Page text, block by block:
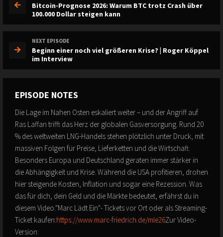
Bitcoin-Prognose 2026: Warum BTC trotz Crash über
100.000 Dollar steigen kann
NEXT EPISODE
Beginn einer noch viel größeren Krise? | Roger Köppel
im Interview
EPISODE NOTES
Die Lage im Nahen Osten eskaliert weiter – und der Angriff auf
Ras Laffan trifft das Herz der globalen Gasversorgung. Rund 20
% des weltweiten LNG-Handels stehen plötzlich unter Druck, mit
massiven Folgen für Preise, Lieferketten und die Wirtschaft.
Besonders Europa und Deutschland geraten immer stärker in
die Abhängigkeit und Krise. Während die USA profitieren, drohen
hier steigende Kosten, Inflation und sogar eine Rezession. Was
das für dich, dein Geld und die Märkte bedeutet, erfährst du in
diesem Video."Marc Lädt Ein"- Tickets vor Ort oder als Streaming-
Ticket kaufen:https://www.marc-friedrich.de/mle26Zur Video-
Version: